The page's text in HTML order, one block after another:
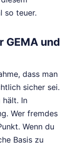
so teuer.
GEMA und
dass man
sicher sei.
hält. In
Wer fremdes
Wenn du
Basis zu